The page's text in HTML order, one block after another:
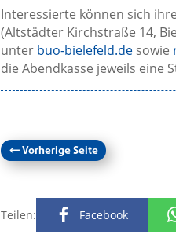
Interessierte können sich
(Altstädter Kirchstraße 14,
unter buo-bielefeld.desowie
die Abendkasse jeweils eine
←Vorherige Seite
Teilen: Facebook